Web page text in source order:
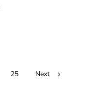
25 Next